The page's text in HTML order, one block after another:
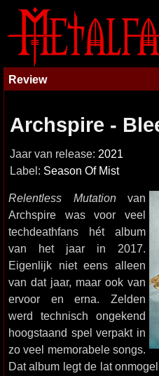
Review
Archspire -
Jaar van release: 2021
Label: Season Of Mist
Relentless Mutationvan
Archspire was voor veel
techdeathfans hét album
van het jaar in 2017.
Eigenlijk niet eens alleen
van dat jaar, maar ook van
ervoor en erna. Zelden
werd technisch ongekend
hoogstaand spel verpakt in
zo veel memorabele songs.
Dat album legt de lat